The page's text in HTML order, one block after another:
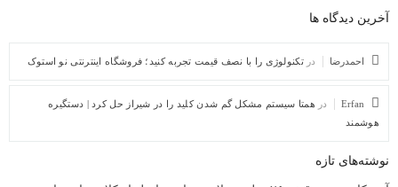
آخرین دیدگاه ها
احمدرضا در تکنولوژی را با نصف قیمت تجربه کنید؛ فروشگاه اینترنتی نو استوک
Erfan در همتا سیستم مشکل گم شدن کلید را در شیراز حل کرد | دستگیره
هوشمند
نوشته‌های تازه